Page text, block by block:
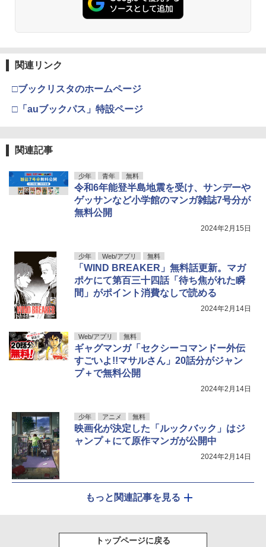
関連リンク
□ブックリスタのホームページ
□「auブックパス」特設ページ
関連記事
少年 青年 無料
令和6年能登半島地震を受け、サンデーや
ゲッサンなど小学館のマンガ雑誌7号分が
無料公開
2024年2月15日
少年 Web/アプリ 無料
「WIND BREAKER」無料話更新。マガ
ポケにて第百三十四話「待ち焦がれた瞬
間」がポイント消費なしで読める
2024年2月14日
Web/アプリ 無料
ギャグマンガ「セクシーコマンドー外伝
すごいよ!!マサルさん」20話分がジャン
プ＋で無料公開
2024年2月14日
少年 アニメ 無料
映画化が決定した「ルックバック」はジ
ャンプ＋にて原作マンガが公開中
2024年2月14日
もっと関連記事を見る
トップページに戻る